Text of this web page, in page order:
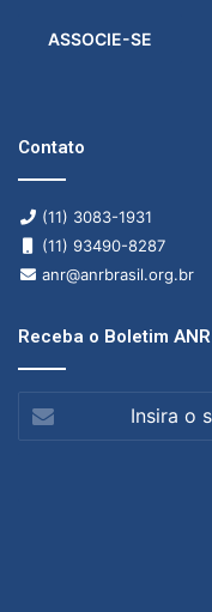
ASSOCIE-SE
Contato
(11) 3083-1931
(11) 93490-8287
anr@anrbrasil.org.br
Receba o Boletim ANR